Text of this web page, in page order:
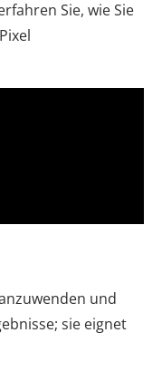
Sie, wie Sie
und
sie eignet